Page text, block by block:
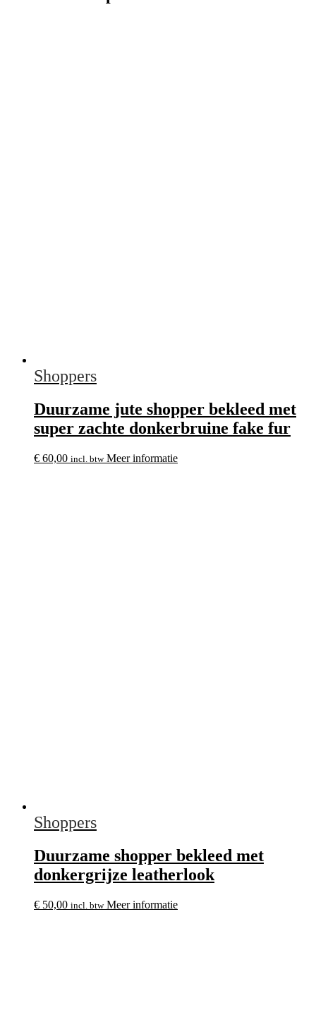
Shoppers
Duurzame jute shopper bekleed met
super zachte donkerbruine fake fur
€ 60,00 incl. btw Meer informatie
Shoppers
Duurzame shopper bekleed met
donkergrijze leatherlook
€ 50,00 incl. btw Meer informatie